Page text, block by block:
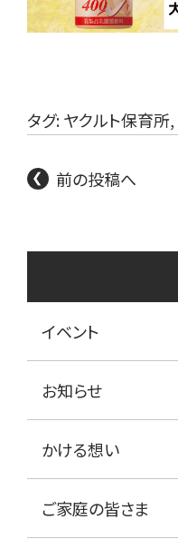
タグ:ヤクルト保育所,
前の投稿へ
イベント
お知らせ
かける想い
ご家庭の皆さま